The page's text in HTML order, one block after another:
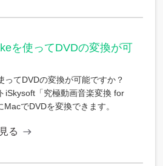
を使ってDVDの変換が可
ってDVDの変換が可能ですか？
iSkysoft「究極動画音楽変換 for
でDVDを変換できます。
る